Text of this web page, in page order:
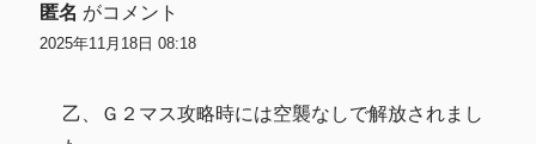
匿名 がコメント
2025年11月18日 08:18
乙、Ｇ２マス攻略時には空襲なしで解放されまし